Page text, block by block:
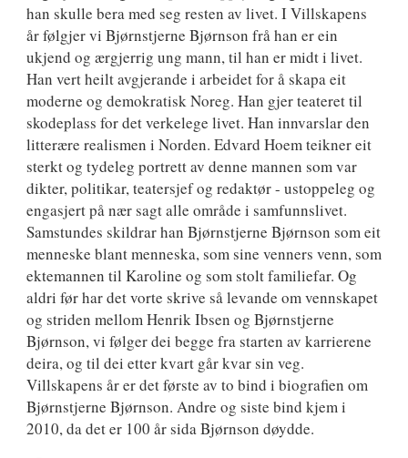
han skulle bera med seg resten av livet. I Villskapens
år følgjer vi Bjørnstjerne Bjørnson frå han er ein
ukjend og ærgjerrig ung mann, til han er midt i livet.
Han vert heilt avgjerande i arbeidet for å skapa eit
moderne og demokratisk Noreg. Han gjer teateret til
skodeplass for det verkelege livet. Han innvarslar den
litterære realismen i Norden. Edvard Hoem teikner eit
sterkt og tydeleg portrett av denne mannen som var
dikter, politikar, teatersjef og redaktør - ustoppeleg og
engasjert på nær sagt alle område i samfunnslivet.
Samstundes skildrar han Bjørnstjerne Bjørnson som eit
menneske blant menneska, som sine venners venn, som
ektemannen til Karoline og som stolt familiefar. Og
aldri før har det vorte skrive så levande om vennskapet
og striden mellom Henrik Ibsen og Bjørnstjerne
Bjørnson, vi følger dei begge fra starten av karrierene
deira, og til dei etter kvart går kvar sin veg.
Villskapens år er det første av to bind i biografien om
Bjørnstjerne Bjørnson. Andre og siste bind kjem i
2010, da det er 100 år sida Bjørnson døydde.